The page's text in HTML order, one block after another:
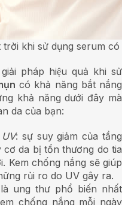
khi sử dụng serum
pháp hiệu quả khi sử
có khả năng bắt nắng
khả năng dưới đây mà
da của bạn:
: sự suy giảm của tầng
da bị tổn thương do tia
Kem chống nắng sẽ giúp
rủi ro do UV gây ra.
ung thư phổ biến nhất
chống nắng mỗi ngày